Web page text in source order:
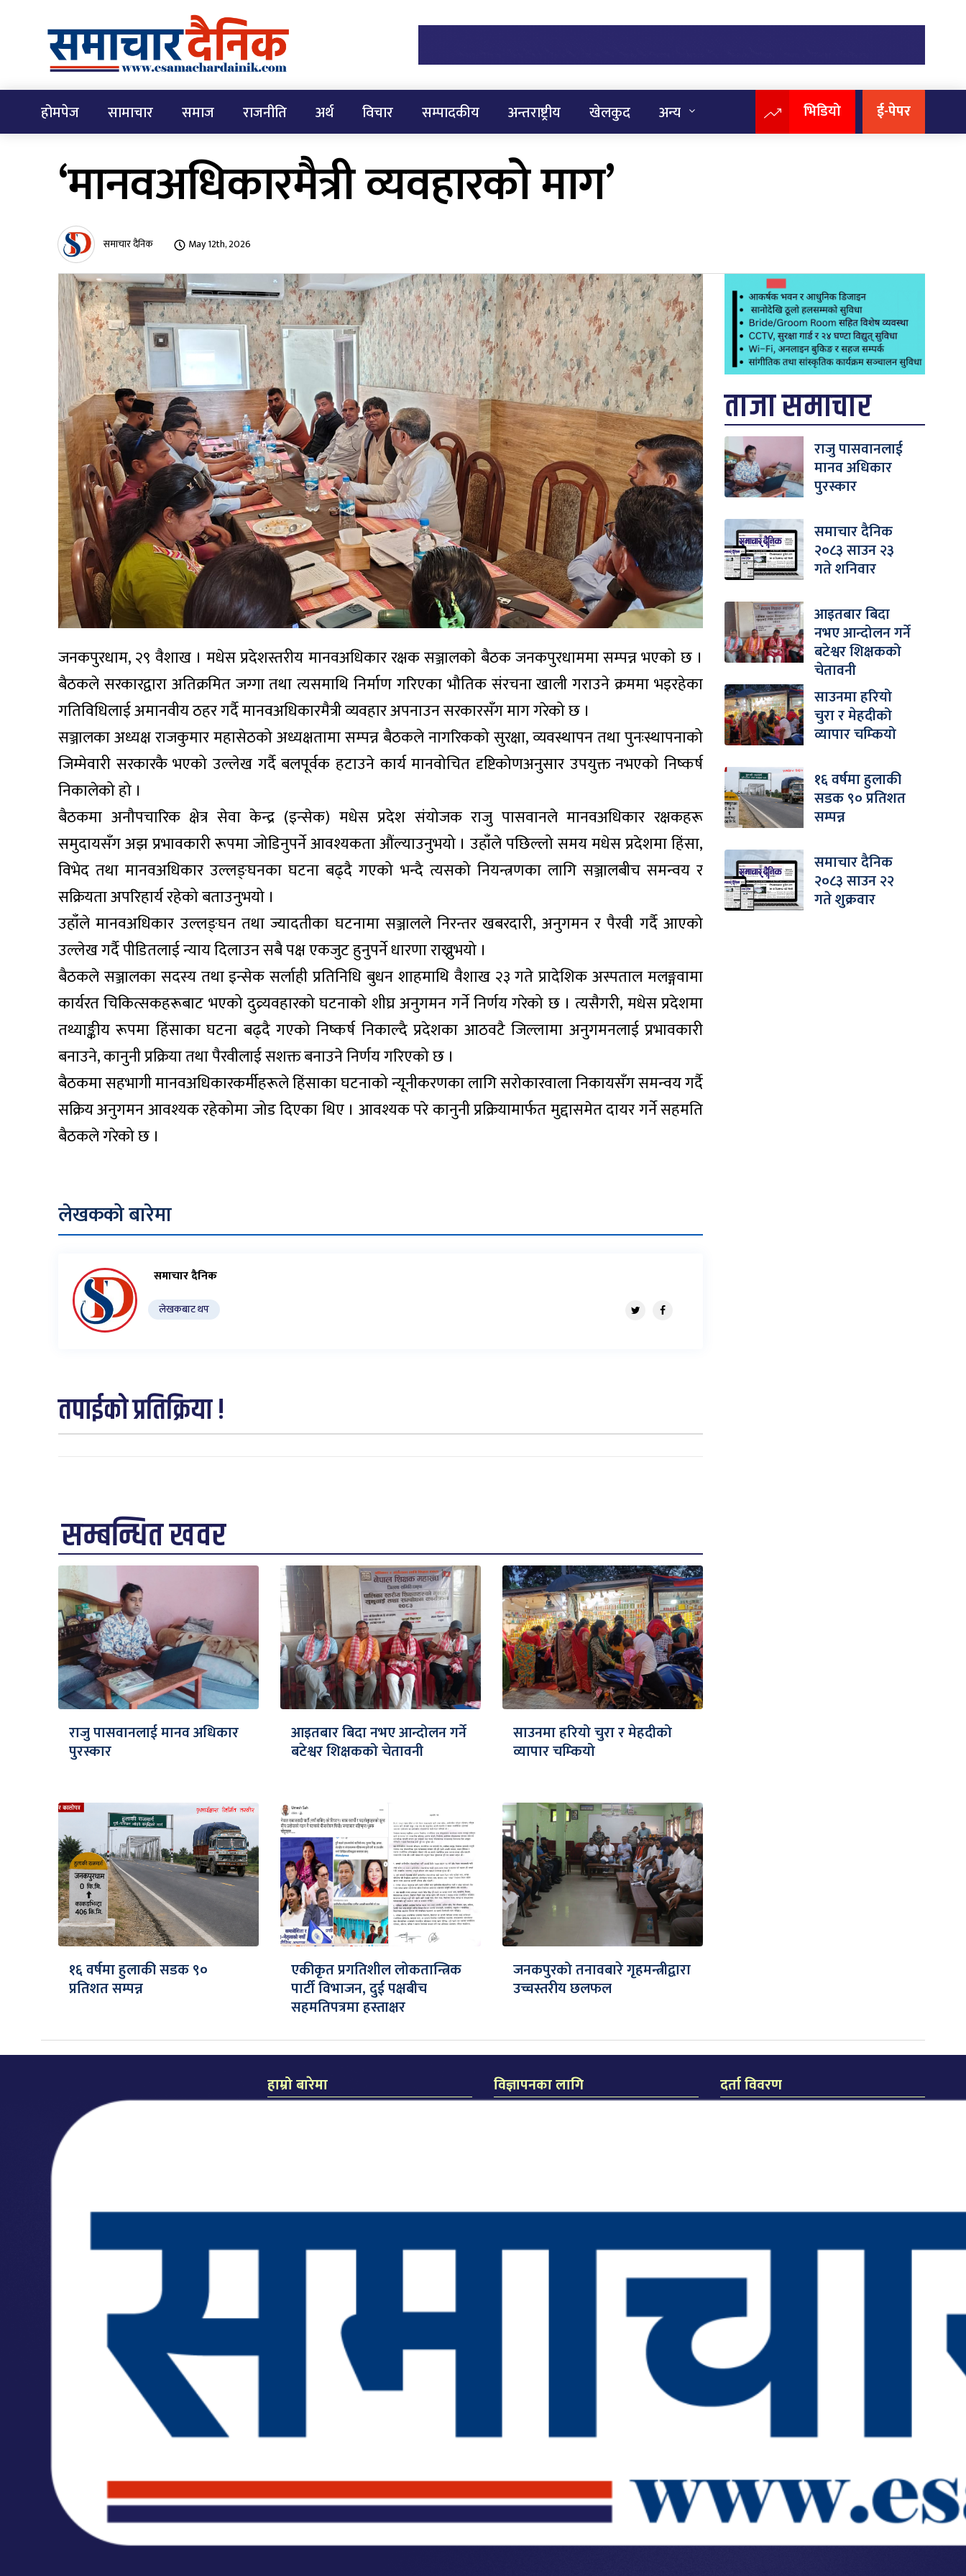
होमपेज सामाचार समाज राजनीति अर्थ विचार सम्पादकीय अन्तराष्ट्रीय खेलकुद अन्य भिडियो ई-पेपर
‘मानवअधिकारमैत्री व्यवहारको माग’
समाचार दैनिक May 12th, 2026
जनकपुरधाम, २९ वैशाख । मधेस प्रदेशस्तरीय मानवअधिकार रक्षक सञ्जालको बैठक जनकपुरधाममा सम्पन्न भएको छ ।
बैठकले सरकारद्वारा अतिक्रमित जग्गा तथा त्यसमाथि निर्माण गरिएका भौतिक संरचना खाली गराउने क्रममा भइरहेका
गतिविधिलाई अमानवीय ठहर गर्दै मानवअधिकारमैत्री व्यवहार अपनाउन सरकारसँग माग गरेको छ ।
सञ्जालका अध्यक्ष राजकुमार महासेठको अध्यक्षतामा सम्पन्न बैठकले नागरिकको सुरक्षा, व्यवस्थापन तथा पुनःस्थापनाको
जिम्मेवारी सरकारकै भएको उल्लेख गर्दै बलपूर्वक हटाउने कार्य मानवोचित दृष्टिकोणअनुसार उपयुक्त नभएको निष्कर्ष
निकालेको हो ।
बैठकमा अनौपचारिक क्षेत्र सेवा केन्द्र (इन्सेक) मधेस प्रदेश संयोजक राजु पासवानले मानवअधिकार रक्षकहरू
समुदायसँग अझ प्रभावकारी रूपमा जोडिनुपर्ने आवश्यकता औंल्याउनुभयो । उहाँले पछिल्लो समय मधेस प्रदेशमा हिंसा,
विभेद तथा मानवअधिकार उल्लङ्घनका घटना बढ्दै गएको भन्दै त्यसको नियन्त्रणका लागि सञ्जालबीच समन्वय र
सक्रियता अपरिहार्य रहेको बताउनुभयो ।
उहाँले मानवअधिकार उल्लङ्घन तथा ज्यादतीका घटनामा सञ्जालले निरन्तर खबरदारी, अनुगमन र पैरवी गर्दै आएको
उल्लेख गर्दै पीडितलाई न्याय दिलाउन सबै पक्ष एकजुट हुनुपर्ने धारणा राख्नुभयो ।
बैठकले सञ्जालका सदस्य तथा इन्सेक सर्लाही प्रतिनिधि बुधन शाहमाथि वैशाख २३ गते प्रादेशिक अस्पताल मलङ्गवामा
कार्यरत चिकित्सकहरूबाट भएको दुव्र्यवहारको घटनाको शीघ्र अनुगमन गर्ने निर्णय गरेको छ । त्यसैगरी, मधेस प्रदेशमा
तथ्याङ्कीय रूपमा हिंसाका घटना बढ्दै गएको निष्कर्ष निकाल्दै प्रदेशका आठवटै जिल्लामा अनुगमनलाई प्रभावकारी
बनाउने, कानुनी प्रक्रिया तथा पैरवीलाई सशक्त बनाउने निर्णय गरिएको छ ।
बैठकमा सहभागी मानवअधिकारकर्मीहरूले हिंसाका घटनाको न्यूनीकरणका लागि सरोकारवाला निकायसँग समन्वय गर्दै
सक्रिय अनुगमन आवश्यक रहेकोमा जोड दिएका थिए । आवश्यक परे कानुनी प्रक्रियामार्फत मुद्दासमेत दायर गर्ने सहमति
बैठकले गरेको छ ।
लेखकको बारेमा
समाचार दैनिक
लेखकबाट थप
तपाईको प्रतिक्रिया !
सम्बन्धित खवर
राजु पासवानलाई मानव अधिकार
पुरस्कार
आइतबार बिदा नभए आन्दोलन गर्ने
बटेश्वर शिक्षकको चेतावनी
साउनमा हरियो चुरा र मेहदीको
व्यापार चम्कियो
१६ वर्षमा हुलाकी सडक ९०
प्रतिशत सम्पन्न
एकीकृत प्रगतिशील लोकतान्त्रिक
पार्टी विभाजन, दुई पक्षबीच
सहमतिपत्रमा हस्ताक्षर
जनकपुरको तनावबारे गृहमन्त्रीद्वारा
उच्चस्तरीय छलफल
ताजा समाचार
राजु पासवानलाई
मानव अधिकार
पुरस्कार
समाचार दैनिक
२०८३ साउन २३
गते शनिवार
आइतबार बिदा
नभए आन्दोलन गर्ने
बटेश्वर शिक्षकको
चेतावनी
साउनमा हरियो
चुरा र मेहदीको
व्यापार चम्कियो
१६ वर्षमा हुलाकी
सडक ९० प्रतिशत
सम्पन्न
समाचार दैनिक
२०८३ साउन २२
गते शुक्रवार
हाम्रो बारेमा विज्ञापनका लागि दर्ता विवरण